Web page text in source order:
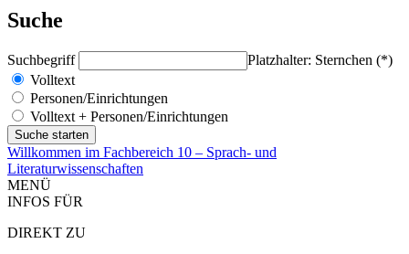
Suche
Suchbegriff
Platzhalter: Sternchen (*)
Volltext
Personen/Einrichtungen
Volltext + Personen/Einrichtungen
Willkommen im Fachbereich 10 – Sprach- und
Literaturwissenschaften
MENÜ
INFOS FÜR
DIREKT ZU